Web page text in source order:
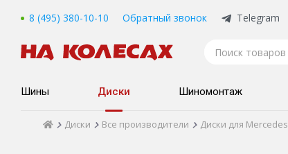
8 (495) 380-10-10 Обратный звонок Telegram
Шины Диски Шиномонтаж
Диски Все производители Диски для Mercedes